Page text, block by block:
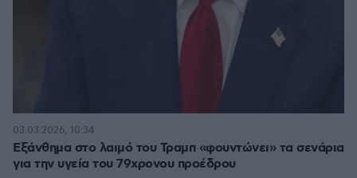
Εξάνθημα στο λαιμό του Τραμπ «φουντώνει» τα σενάρια
για την υγεία του 79χρονου προέδρου
03.03.2026, 10:34